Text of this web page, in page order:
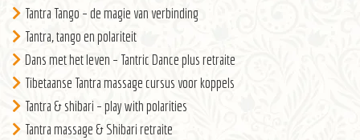
Tantra Tango – de magie van verbinding
Tantra, tango en polariteit
Dans met het leven – Tantric Dance plus retraite
Tibetaanse Tantra massage cursus voor koppels
Tantra & shibari – play with polarities
Tantra massage & Shibari retraite